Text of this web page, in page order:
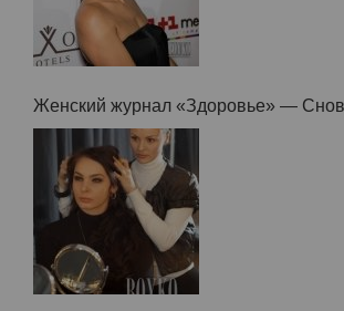
Женский журнал «Здоровье» —
Женский журнал «Здоровье» —